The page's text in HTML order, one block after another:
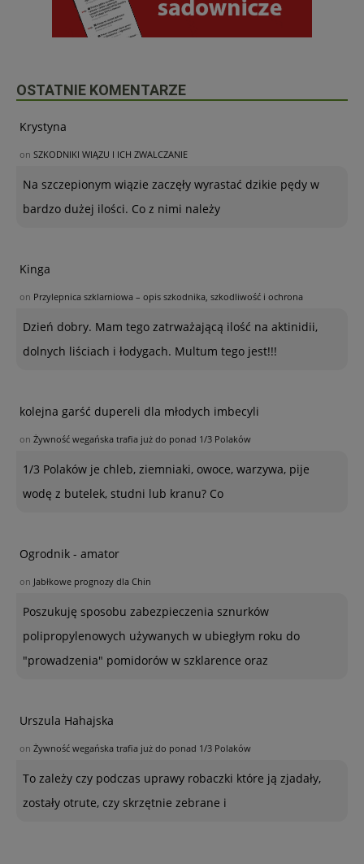
OSTATNIE KOMENTARZE
Krystyna
on SZKODNIKI WIĄZU I ICH ZWALCZANIE
Na szczepionym wiązie zaczęły wyrastać dzikie pędy w
bardzo dużej ilości. Co z nimi należy
Kinga
on Przylepnica szklarniowa – opis szkodnika, szkodliwość i ochrona
Dzień dobry. Mam tego zatrważającą ilość na aktinidii,
dolnych liściach i łodygach. Multum tego jest!!!
kolejna garść dupereli dla młodych imbecyli
on Żywność wegańska trafia już do ponad 1/3 Polaków
1/3 Polaków je chleb, ziemniaki, owoce, warzywa, pije
wodę z butelek, studni lub kranu? Co
Ogrodnik - amator
on Jabłkowe prognozy dla Chin
Poszukuję sposobu zabezpieczenia sznurków
polipropylenowych używanych w ubiegłym roku do
"prowadzenia" pomidorów w szklarence oraz
Urszula Hahajska
on Żywność wegańska trafia już do ponad 1/3 Polaków
To zależy czy podczas uprawy robaczki które ją zjadały,
zostały otrute, czy skrzętnie zebrane i